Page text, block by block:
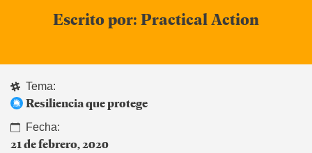
Escrito por: Practical Action
Tema:
Resiliencia que protege
Fecha:
21 de febrero, 2020